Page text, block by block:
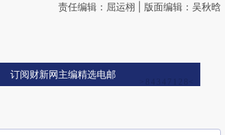
责任编辑：屈运栩 | 版面编辑：吴秋晗
订阅财新网主编精选电邮